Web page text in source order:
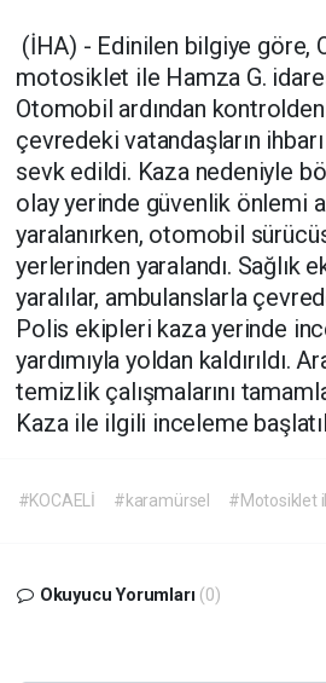
(İHA) - Edinilen bilgiye göre,
motosiklet ile Hamza G.
Otomobil ardından
çevredeki vatandaşların
sevk edildi. Kaza nedeniyle
olay yerinde güvenlik önlemi
yaralanırken, otomobil
yerlerinden yaralandı. Sağlık
yaralılar, ambulanslarla
Polis ekipleri kaza yerinde
yardımıyla yoldan kaldırıldı.
temizlik çalışmalarını
Kaza ile ilgili inceleme
#KOCAELİ #karamürsel #Motosiklet
Okuyucu Yorumları (0)